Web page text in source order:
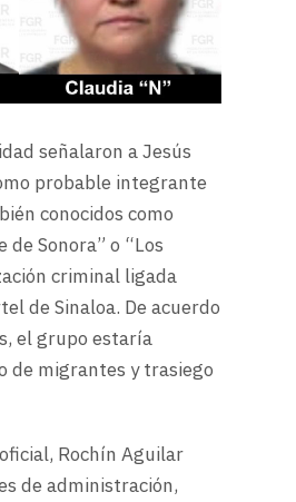
señalaron a Jesús
probable integrante
conocidos como
Sonora” o “Los
criminal ligada
de Sinaloa. De acuerdo
el grupo estaría
de migrantes y trasiego
Rochín Aguilar
de administración,